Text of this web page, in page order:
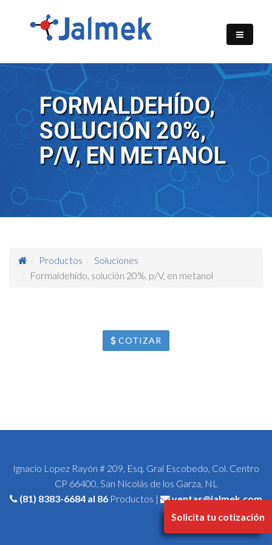
Solicita tu cotización
FORMALDEHÍDO,
SOLUCIÓN 20%,
P/V, EN METANOL
Productos
Soluciones
Formaldehído, solución 20%, p/V, en metanol
COTIZAR
Ignacio Lopez Rayón # 209, Esq. Gral Escobedo, Col. Centro
CP 66400, San Nicolás de los Garza, NL
(81) 8383-6684 al 86 Productos | ventas@jalmek.com